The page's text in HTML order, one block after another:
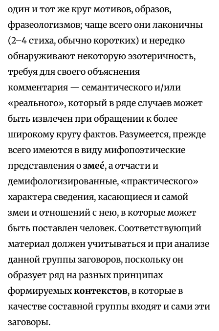
один и тот же круг мотивов, образов,
фразеологизмов; чаще всего они лаконичны
(2–4 стиха, обычно коротких) и нередко
обнаруживают некоторую эзотеричность,
требуя для своего объяснения
комментария — семантического и/или
«реального», который в ряде случаев может
быть извлечен при обращении к более
широкому кругу фактов. Разумеется, прежде
всего имеются в виду мифопоэтические
представления озмее́, а отчасти и
демифологизированные, «практического»
характера сведения, касающиеся и самой
змеи и отношений с нею, в которые может
быть поставлен человек. Соответствующий
материал должен учитываться и при анализе
данной группы заговоров, поскольку он
образует ряд на разных принципах
формируемыхконтекстов, в которые в
качестве составной группы входят и сами эти
заговоры.